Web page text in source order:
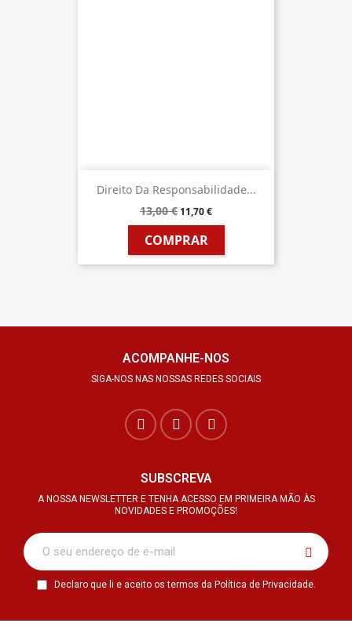
Direito Da Responsabilidade...
13,00 € 11,70 €
COMPRAR
ACOMPANHE-NOS
SIGA-NOS NAS NOSSAS REDES SOCIAIS
SUBSCREVA
A NOSSA NEWSLETTER E TENHA ACESSO EM PRIMEIRA MÃO ÀS
NOVIDADES E PROMOÇÕES!
Declaro que li e aceito os termos da Política de Privacidade.